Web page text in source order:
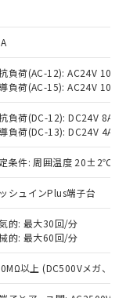
負荷(AC-12): AC24V 10A/
負荷(AC-15): AC24V
負荷(DC-12): DC24V 8A/
負荷(DC-13): DC24V 4A/
条件: 周囲温度 20±2℃、
シュインPlus端子台
的: 最大30回/分
的: 最大60回/分
以上 (DC500Vメガ、点
意のうえ
器事業取扱
標準価格
もので
商品もある
会結果は、
の社内デー
であり、閲
庫および標
）の非含
定のある
10物質）の
を出す予
10物質）の
確認中の
物で、有
。
品として
合などや
。
以下、 カド
化ビフェニル
国RoHSの
。
国RoHSの
す。
門へお問
Cd(カドミウ
うち、外国
める商品
）を輸出
合は、日本
務取引許
手続きを